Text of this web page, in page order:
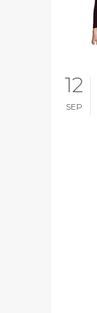
12
SEP